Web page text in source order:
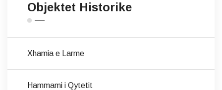
Objektet Historike
Xhamia e Larme
Hammami i Qytetit